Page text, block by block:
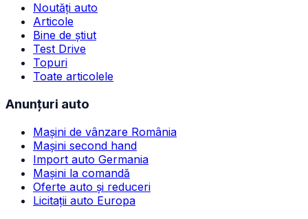
Noutăți auto
Articole
Bine de știut
Test Drive
Topuri
Toate articolele
Anunțuri auto
Mașini de vânzare România
Mașini second hand
Import auto Germania
Mașini la comandă
Oferte auto și reduceri
Licitații auto Europa